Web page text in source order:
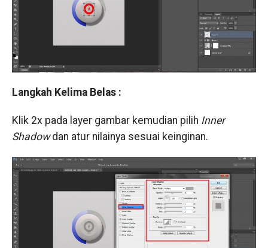
Langkah Kelima Belas :
Klik 2x pada layer gambar kemudian pilih Inner
Shadowdan atur nilainya sesuai keinginan.